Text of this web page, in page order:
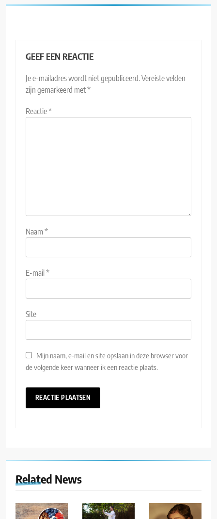
GEEF EEN REACTIE
Je e-mailadres wordt niet gepubliceerd.Vereiste velden
zijn gemarkeerd met*
Reactie*
Naam *
E-mail*
Site
Mijn naam, e-mail en site opslaan in deze browser voor
de volgende keer wanneer ik een reactie plaats.
Related News